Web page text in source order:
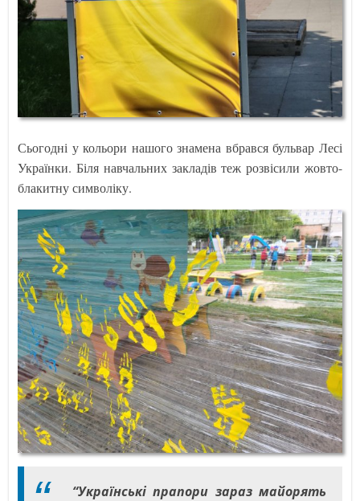
Сьогодні у кольори нашого знамена вбрався бульвар Лесі
Українки. Біля навчальних закладів теж розвісили жовто-
блакитну символіку.
“Українські прапори зараз майорять